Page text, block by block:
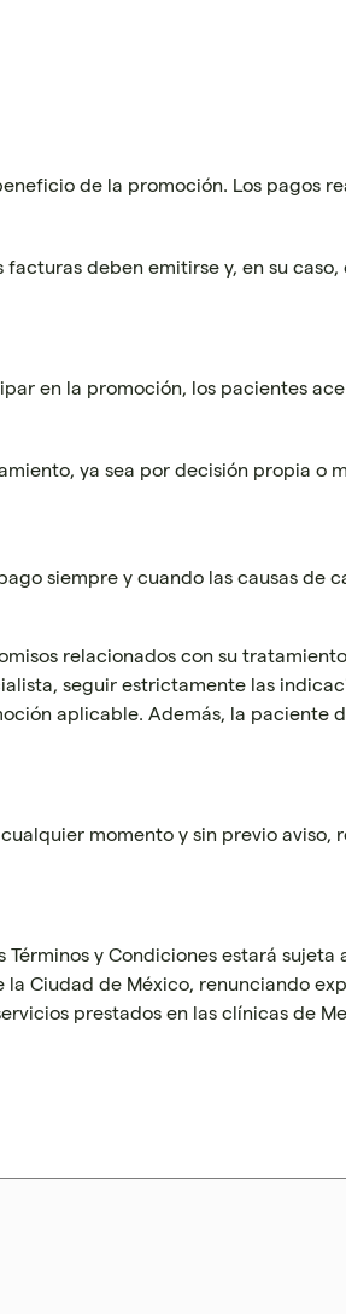
de la promoción. Los pagos
deben emitirse y, en su
en la promoción, los pacientes
ya sea por decisión propia o
siempre y cuando las causas de
relacionados con su
seguir estrictamente las
aplicable. Además, la paciente
momento y sin previo
y Condiciones estará sujeta
Ciudad de México, renunciando
prestados en las clínicas de